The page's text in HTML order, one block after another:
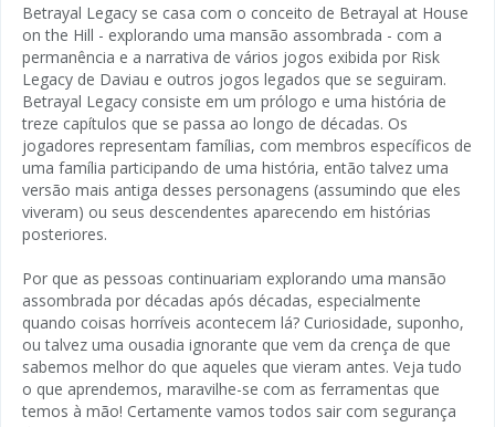
Betrayal Legacy se casa com o conceito de Betrayal at House
on the Hill - explorando uma mansão assombrada - com a
permanência e a narrativa de vários jogos exibida por Risk
Legacy de Daviau e outros jogos legados que se seguiram.
Betrayal Legacy consiste em um prólogo e uma história de
treze capítulos que se passa ao longo de décadas. Os
jogadores representam famílias, com membros específicos de
uma família participando de uma história, então talvez uma
versão mais antiga desses personagens (assumindo que eles
viveram) ou seus descendentes aparecendo em histórias
posteriores.
Por que as pessoas continuariam explorando uma mansão
assombrada por décadas após décadas, especialmente
quando coisas horríveis acontecem lá? Curiosidade, suponho,
ou talvez uma ousadia ignorante que vem da crença de que
sabemos melhor do que aqueles que vieram antes. Veja tudo
o que aprendemos, maravilhe-se com as ferramentas que
temos à mão! Certamente vamos todos sair com segurança